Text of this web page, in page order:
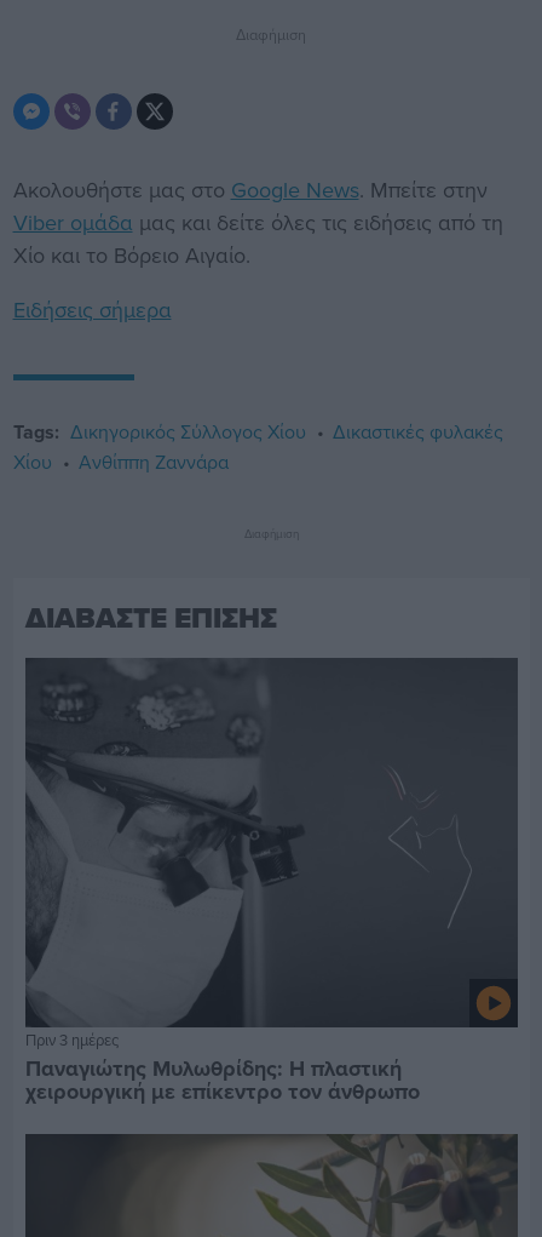
Διαφήμιση
Ακολουθήστε μας στο Google News. Μπείτε στην
Viber ομάδα μας και δείτε όλες τις ειδήσεις από τη
Χίο και το Βόρειο Αιγαίο.
Ειδήσεις σήμερα
Tags: Δικηγορικός Σύλλογος Χίου
Δικαστικές φυλακές
Χίου
Ανθίππη Ζαννάρα
Διαφήμιση
ΔΙΑΒΑΣΤΕ ΕΠΙΣΗΣ
Πριν 3 ημέρες
Παναγιώτης Μυλωθρίδης: Η πλαστική
χειρουργική με επίκεντρο τον άνθρωπο